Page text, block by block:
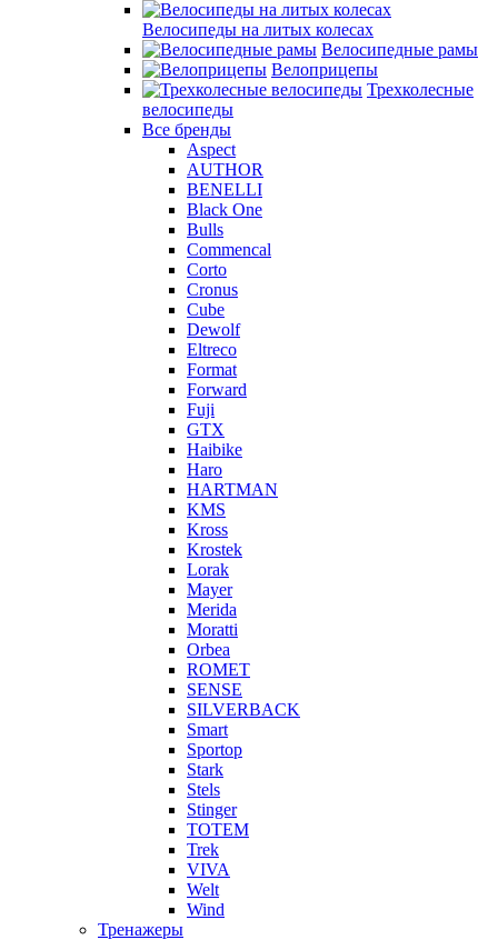
Велосипеды на литых колесах
Велосипедные рамы
Велоприцепы
Трехколесные
велосипеды
Все бренды
Aspect
AUTHOR
BENELLI
Black One
Bulls
Commencal
Corto
Cronus
Cube
Dewolf
Eltreco
Format
Forward
Fuji
GTX
Haibike
Haro
HARTMAN
KMS
Kross
Krostek
Lorak
Mayer
Merida
Moratti
Orbea
ROMET
SENSE
SILVERBACK
Smart
Sportop
Stark
Stels
Stinger
TOTEM
Trek
VIVA
Welt
Wind
Тренажеры